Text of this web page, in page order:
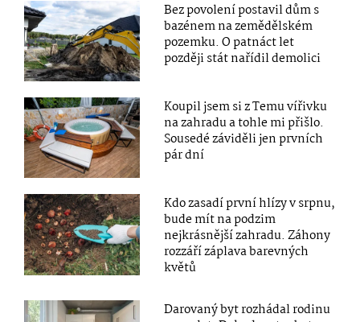
Bez povolení postavil dům s
bazénem na zemědělském
pozemku. O patnáct let
později stát nařídil demolici
Koupil jsem si z Temu vířivku
na zahradu a tohle mi přišlo.
Sousedé záviděli jen prvních
pár dní
Kdo zasadí první hlízy v srpnu,
bude mít na podzim
nejkrásnější zahradu. Záhony
rozzáří záplava barevných
květů
Darovaný byt rozhádal rodinu